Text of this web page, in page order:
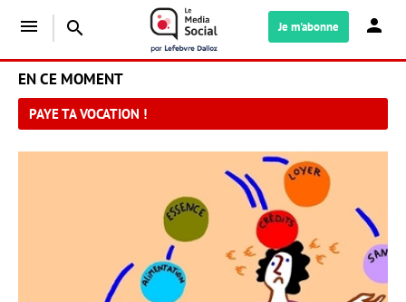
menu search Je m'abonne
EN CE MOMENT
PAYE TA VOCATION !